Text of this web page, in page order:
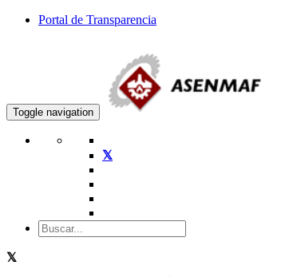
Portal de Transparencia
Toggle navigation